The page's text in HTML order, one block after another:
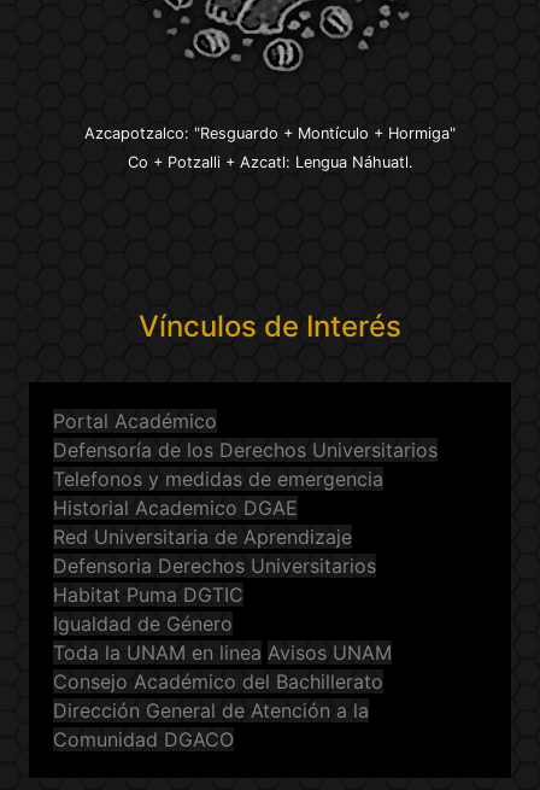
Azcapotzalco: "Resguardo + Montículo + Hormiga"
Co + Potzalli + Azcatl: Lengua Náhuatl.
Vínculos de Interés
Portal Académico
Defensoría de los Derechos Universitarios
Telefonos y medidas de emergencia
Historial Academico DGAE
Red Universitaria de Aprendizaje
Defensoria Derechos Universitarios
Habitat Puma DGTIC
Igualdad de Género
Toda la UNAM en linea Avisos UNAM
Consejo Académico del Bachillerato
Dirección General de Atención a la
Comunidad DGACO